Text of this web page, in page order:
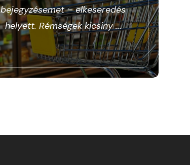
bejegyzésemet – elkeseredés
helyett. Rémségek kicsiny...